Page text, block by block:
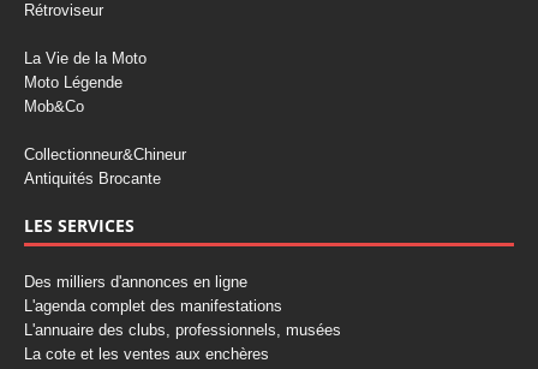
Rétroviseur
La Vie de la Moto
Moto Légende
Mob&Co
Collectionneur&Chineur
Antiquités Brocante
LES SERVICES
Des milliers d'annonces en ligne
L'agenda complet des manifestations
L'annuaire des clubs, professionnels, musées
La cote et les ventes aux enchères